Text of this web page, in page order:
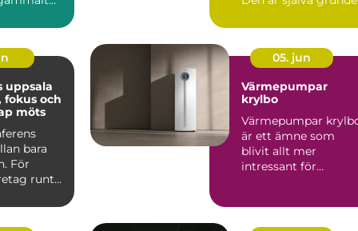
d...
uppsala
fokus och
möts
bara
För
runt
05. jun
Värmepumpar
krylbo
Värmepumpar
är ett ämne som
blivit allt mer
intressant för
mi...